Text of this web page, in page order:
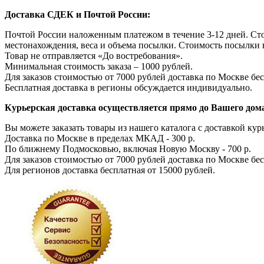
Доставка СДЕК и Почтой России:
Почтой России наложенным платежом в течение 3-12 дней.
местонахождения, веса и объема посылки. Стоимость
Товар не отправляется «До востребования».
Минимальная стоимость заказа – 1000 рублей.
Для заказов стоимостью от 7000 рублей доставка по Москве
Бесплатная доставка в регионы обсуждается индивидуально.
Курьерская доставка осуществляется прямо до Вашего
Вы можете заказать товары из нашего каталога с доставкой
Доставка по Москве в пределах МКАД - 300 р.
По ближнему Подмосковью, включая Новую Москву - 700 р.
Для заказов стоимостью от 7000 рублей доставка по Москве
Для регионов доставка бесплатная от 15000 рублей.